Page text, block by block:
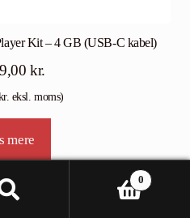
Kit – 4 GB (USB-C kabel)
kr.
eksl. moms)
mere
0